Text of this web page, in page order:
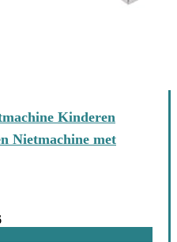
Kinderen
Nietmachine met